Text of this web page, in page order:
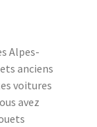
Alpes-
anciens
voitures
avez